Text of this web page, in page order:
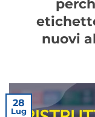
nuovi
28
Lug